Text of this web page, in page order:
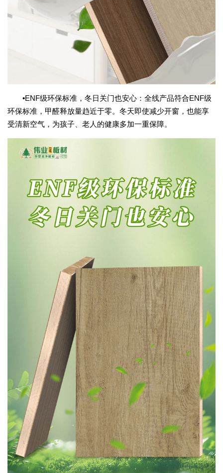
•ENF级环保标准，冬日关门也安心：全线产品符合ENF级
环保标准，甲醛释放量趋近于零。冬天即使减少开窗，也能享
受清新空气，为孩子、老人的健康多加一重保障。